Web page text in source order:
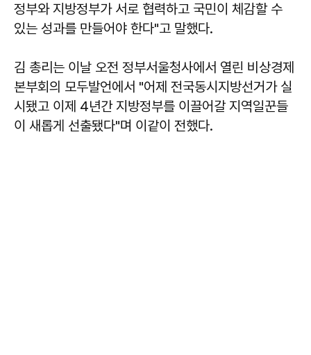
정부와 지방정부가 서로 협력하고 국민이 체감할 수
있는 성과를 만들어야 한다"고 말했다.
김 총리는 이날 오전 정부서울청사에서 열린 비상경제
본부회의 모두발언에서 "어제 전국동시지방선거가 실
시됐고 이제 4년간 지방정부를 이끌어갈 지역일꾼들
이 새롭게 선출됐다"며 이같이 전했다.